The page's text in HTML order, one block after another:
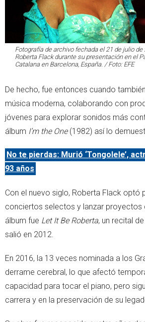
Fotografía de archivo fechada el 21 de julio
Roberta Flack durante su presentación en el
Catalana en Barcelona, España. / Foto: EFE
De hecho, fue entonces cuando
música moderna, colaborando con
jóvenes para explorar sonidos más
álbum I’m the One(1982) así lo
No te pierdas: Murió ‘Tongolele’,
93 años
Con el nuevo siglo, Roberta Flack optó
conciertos selectos y lanzar proyectos
álbum fue Let It Be Roberta, un recital
salió en 2012.
En 2016, la 13 veces nominada a los
derrame cerebral, lo que afectó
capacidad para tocar el piano, pero
carrera y en la preservación de su